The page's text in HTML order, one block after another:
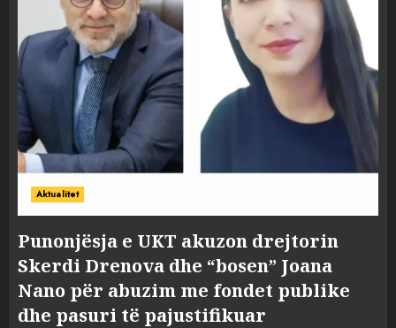
Aktualitet
Punonjësja e UKT akuzon drejtorin
Skerdi Drenova dhe “bosen” Joana
Nano për abuzim me fondet publike
dhe pasuri të pajustifikuar